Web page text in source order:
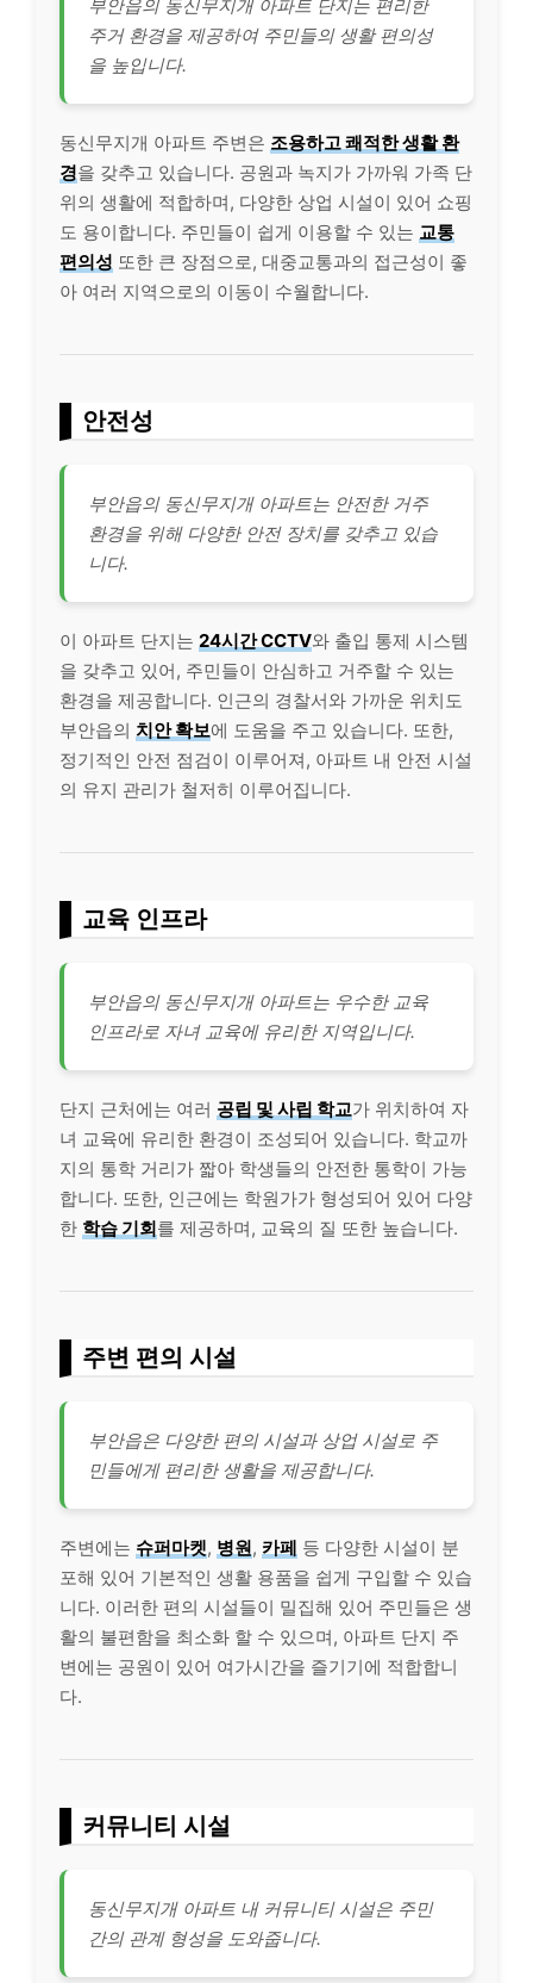
부안읍의 동신무지개 아파트 단지는 편리한
주거 환경을 제공하여 주민들의 생활 편의성
을 높입니다.
동신무지개 아파트 주변은 조용하고 쾌적한 생활 환
경을 갖추고 있습니다. 공원과 녹지가 가까워 가족 단
위의 생활에 적합하며, 다양한 상업 시설이 있어 쇼핑
도 용이합니다. 주민들이 쉽게 이용할 수 있는 교통
편의성 또한 큰 장점으로, 대중교통과의 접근성이 좋
아 여러 지역으로의 이동이 수월합니다.
안전성
부안읍의 동신무지개 아파트는 안전한 거주
환경을 위해 다양한 안전 장치를 갖추고 있습
니다.
이 아파트 단지는 24시간 CCTV와 출입 통제 시스템
을 갖추고 있어, 주민들이 안심하고 거주할 수 있는
환경을 제공합니다. 인근의 경찰서와 가까운 위치도
부안읍의 치안 확보에 도움을 주고 있습니다. 또한,
정기적인 안전 점검이 이루어져, 아파트 내 안전 시설
의 유지 관리가 철저히 이루어집니다.
교육 인프라
부안읍의 동신무지개 아파트는 우수한 교육
인프라로 자녀 교육에 유리한 지역입니다.
단지 근처에는 여러 공립 및 사립 학교가 위치하여 자
녀 교육에 유리한 환경이 조성되어 있습니다. 학교까
지의 통학 거리가 짧아 학생들의 안전한 통학이 가능
합니다. 또한, 인근에는 학원가가 형성되어 있어 다양
한 학습 기회를 제공하며, 교육의 질 또한 높습니다.
주변 편의 시설
부안읍은 다양한 편의 시설과 상업 시설로 주
민들에게 편리한 생활을 제공합니다.
주변에는 슈퍼마켓, 병원, 카페 등 다양한 시설이 분
포해 있어 기본적인 생활 용품을 쉽게 구입할 수 있습
니다. 이러한 편의 시설들이 밀집해 있어 주민들은 생
활의 불편함을 최소화 할 수 있으며, 아파트 단지 주
변에는 공원이 있어 여가시간을 즐기기에 적합합니
다.
커뮤니티 시설
동신무지개 아파트 내 커뮤니티 시설은 주민
간의 관계 형성을 도와줍니다.